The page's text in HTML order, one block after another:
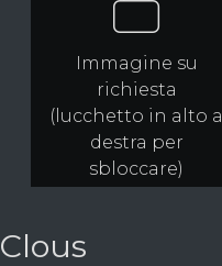
Immagine su
richiesta
(lucchetto in alto a
destra per
sbloccare)
Clous